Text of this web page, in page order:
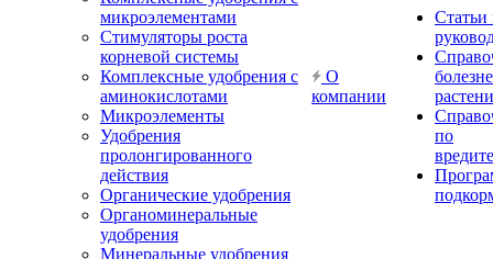
микроэлементами
Стимуляторы роста
корневой системы
Комплексные удобрения с
аминокислотами
Микроэлементы
Удобрения
пролонгированного
действия
Органические удобрения
Органоминеральные
удобрения
Минеральные удобрения
О
компании
Статьи
по